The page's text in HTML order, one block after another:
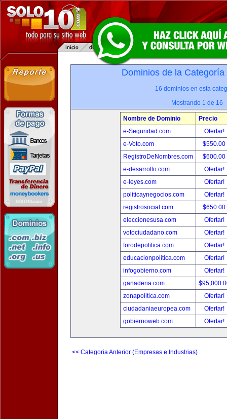
Dominios de la
16 dominios en esta
Mostrando 1 de 16
Nombre de Dominio
Precio
e-Seguridad.com
Ofertar!
e-Voto.com
$550.00
RegistroDeNombres.com
$600.00
e-desarrollo.com
Ofertar!
e-leyes.com
Ofertar!
politicaynegocios.com
Ofertar!
registrosocial.com
$650.00
eleccionesusa.com
Ofertar!
votociudadano.com
Ofertar!
forodepolitica.com
Ofertar!
educacionpolitica.com
Ofertar!
infogobierno.com
Ofertar!
ganaderia.com
zonapolitica.com
Ofertar!
ciudadaniaeuropea.com
Ofertar!
gobiernoweb.com
Ofertar!
<< Categoria Anterior (Empresas e Industrias)